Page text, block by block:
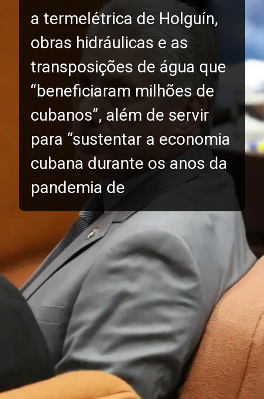
a termelétrica de Holguín,
obras hidráulicas e as
transposições de água que
“beneficiaram milhões de
cubanos”, além de servir
para “sustentar a economia
cubana durante os anos da
pandemia de